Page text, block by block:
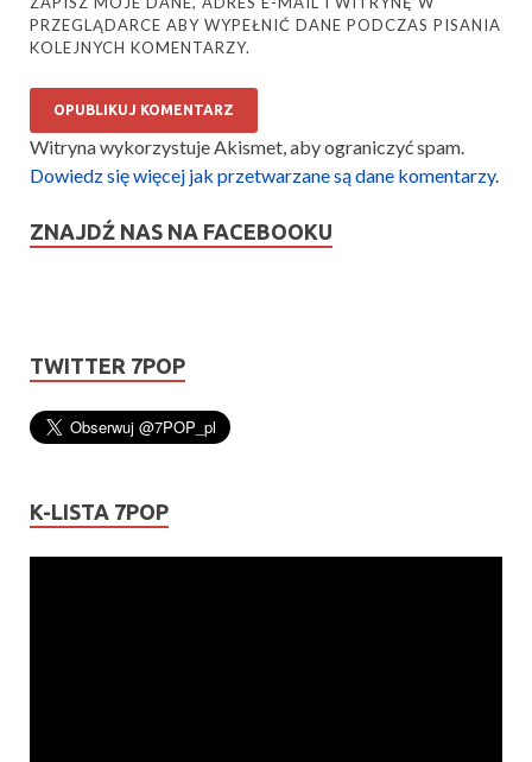
PRZEGLĄDARCE ABY WYPEŁNIĆ DANE PODCZAS PISANIA
KOLEJNYCH KOMENTARZY.
Witryna wykorzystuje Akismet, aby ograniczyć spam.
Dowiedz się więcej jak przetwarzane są dane komentarzy.
ZNAJDŹ NAS NA FACEBOOKU
TWITTER 7POP
K-LISTA 7POP